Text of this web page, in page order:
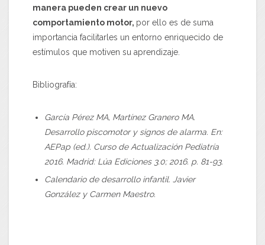
manera pueden crear un nuevo
comportamiento motor, por ello es de suma
importancia facilitarles un entorno enriquecido de
estímulos que motiven su aprendizaje.
Bibliografía:
García Pérez MA, Martínez Granero MA.
Desarrollo piscomotor y signos de alarma. En:
AEPap (ed.). Curso de Actualización Pediatría
2016. Madrid: Lúa Ediciones 3.0; 2016. p. 81-93.
Calendario de desarrollo infantil. Javier
González y Carmen Maestro.